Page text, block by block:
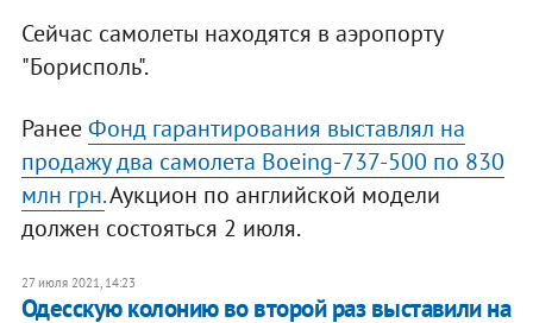
Сейчас самолеты находятся в аэропорту
"Борисполь".
РанееФонд гарантирования выставлял на
продажу два самолета Boeing-737-500 по 830
млн грн.Аукцион по английской модели
должен состояться 2 июля.
27 июля 2021, 14:23
Одесскую колонию во второй раз выставили на